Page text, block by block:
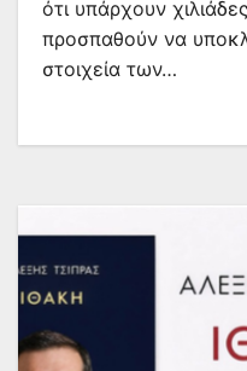
ότι υπάρχουν
προσπαθούν να
στοιχεία των…